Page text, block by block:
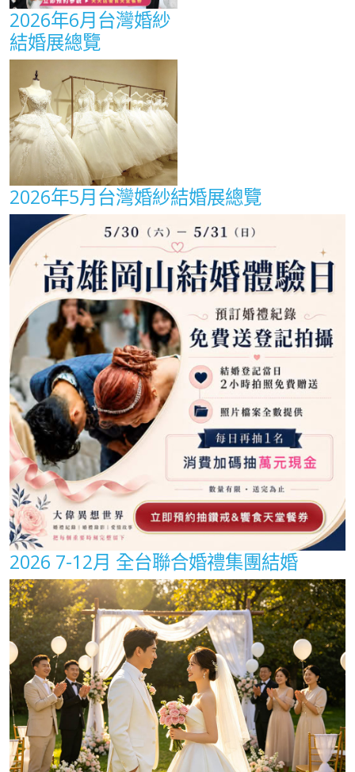
2026年6月台灣婚紗
結婚展總覽
2026年5月台灣婚紗結婚展總覽
2026 7-12月 全台聯合婚禮集團結婚